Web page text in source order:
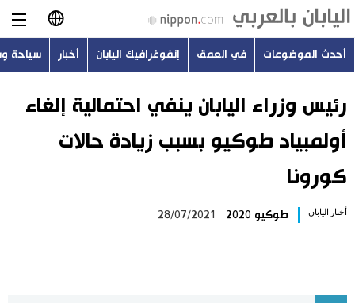
日本語
English
简体字
أحدث الموضوعات
أحدث الموضوعات في العمق إنفوغرافيك اليابان أخبار سياحة
رئيس وزراء اليابان ينفي احتمالية إلغاء
أولمبياد طوكيو بسبب زيادة حالات
كورونا
أخبار اليابان طوكيو 2020 28/07/2021